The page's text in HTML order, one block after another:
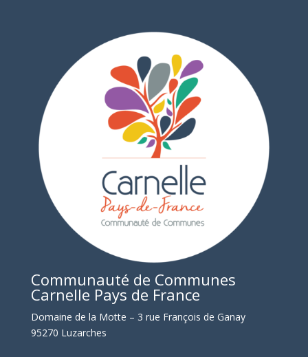
Communauté de Communes
Carnelle Pays de France
Domaine de la Motte – 3 rue François de Ganay
95270 Luzarches